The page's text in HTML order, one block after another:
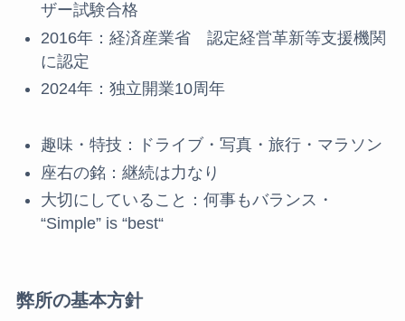
ザー試験合格
2016年：経済産業省 認定経営革新等支援機関
に認定
2024年：独立開業10周年
趣味・特技：ドライブ・写真・旅行・マラソン
座右の銘：継続は力なり
大切にしていること：何事もバランス・
“Simple” is “best“
弊所の基本方針